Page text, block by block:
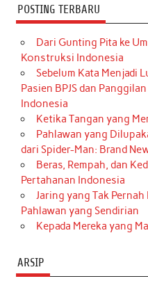
POSTING TERBARU
Dari Gunting Pita ke
Konstruksi Indonesia
Sebelum Kata Menjadi
Pasien BPJS dan
Indonesia
Ketika Tangan yang
Pahlawan yang
dari Spider-Man: Brand
Beras, Rempah, dan
Pertahanan Indonesia
Jaring yang Tak
Pahlawan yang Sendirian
Kepada Mereka yang
ARSIP